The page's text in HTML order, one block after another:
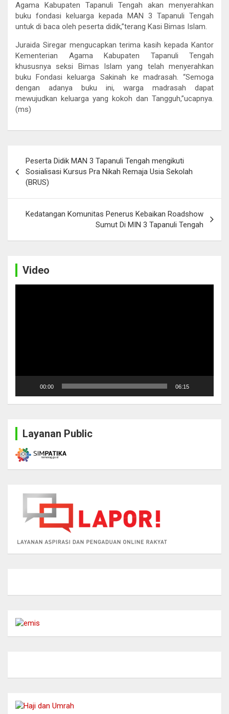
Agama Kabupaten Tapanuli Tengah akan menyerahkan
buku fondasi keluarga kepada MAN 3 Tapanuli Tengah
untuk di baca oleh peserta didik,”terang Kasi Bimas Islam.
Juraida Siregar mengucapkan terima kasih kepada Kantor
Kementerian Agama Kabupaten Tapanuli Tengah
khususnya seksi Bimas Islam yang telah menyerahkan
buku Fondasi keluarga Sakinah ke madrasah. “Semoga
dengan adanya buku ini, warga madrasah dapat
mewujudkan keluarga yang kokoh dan Tangguh,”ucapnya.
(ms)
navigation
Peserta Didik MAN 3 Tapanuli Tengah mengikuti
Sosialisasi Kursus Pra Nikah Remaja Usia Sekolah
(BRUS)
Kedatangan Komunitas Penerus Kebaikan Roadshow
Sumut Di MIN 3 Tapanuli Tengah
Video
00:00 06:15
Layanan Public